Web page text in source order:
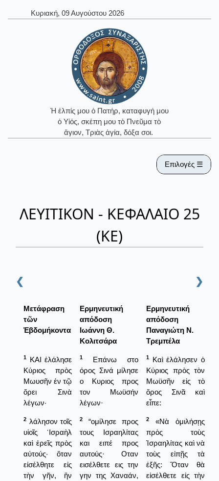
Κυριακή, 09 Αυγούστου 2026
Ἡ ἐλπίς μου ὁ Πατήρ, καταφυγή μου
ὁ Υἱός, σκέπη μου τὸ Πνεῦμα τὸ
ἅγιον, Τριὰς ἁγία, δόξα σοι.
Επιλογές ☰
ΛΕΥΙΤΙΚΟΝ - ΚΕΦΑΛΑΙΟ 25
(ΚΕ)
❮ ❯
Μετάφραση
τῶν
Ἑβδομήκοντα
Ερμηνευτική
απόδοση
Ιωάννη Θ.
Κολιτσάρα
Ερμηνευτική
απόδοση
Παναγιώτη Ν.
Τρεμπέλα
1
ΚΑΙ ἐλάλησε
Κύριος πρὸς
Μωυσῆν ἐν τῷ
ὄρει Σινὰ
λέγων·
1
Επάνω στο
όρος Σινά μίλησε
ο Κυριος προς
τον Μωϋσήν
λέγων·
1
Καὶ ἐλάλησεν ὁ
Κύριος πρὸς τὸν
Μωϋσῆν εἰς τὸ
ὅρος Σινᾶ καὶ
εἶπε:
2 λάλησον τοῖς
υἱοῖς ᾿Ισραὴλ
καὶ ἐρεῖς πρὸς
αὐτούς· ὅταν
εἰσέλθητε εἰς
τὴν γῆν, ἣν
2
“ομίλησε προς
τους Ισραηλίτας
και ειπέ προς
αυτούς· Οταν
εισέλθετε εις την
γην της Χαναάν,
2
«Νὰ ὁμιλήσῃς
πρὸς τοὺς
Ἰσραηλίτας καὶ νὰ
τοὺς εἰπῇς τὰ
ἑξῆς: Ὅταν θὰ
εἰσέλθετε εἰς τὴν